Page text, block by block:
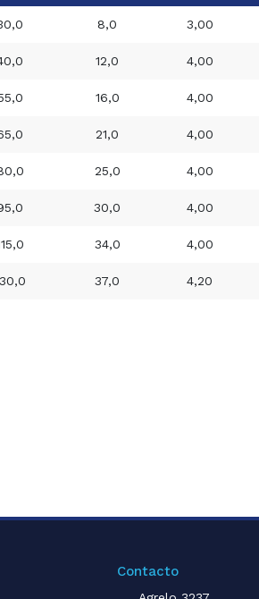
8,0 3,00
12,0 4,00
16,0 4,00
21,0 4,00
25,0 4,00
30,0 4,00
34,0 4,00
37,0 4,20
Contacto